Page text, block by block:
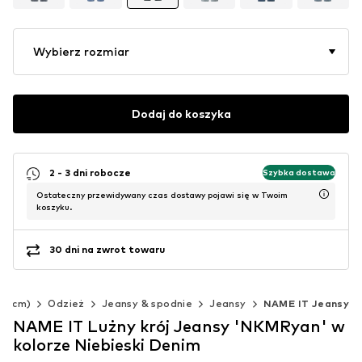
Wybierz rozmiar
Dodaj do koszyka
2 - 3 dni robocze Szybka dostawa
Ostateczny przewidywany czas dostawy pojawi się w Twoim
koszyku.
30 dni na zwrot towaru
cm) Odzież Jeansy & spodnie Jeansy NAME IT Jeansy
NAME IT Lużny krój Jeansy 'NKMRyan' w
kolorze Niebieski Denim